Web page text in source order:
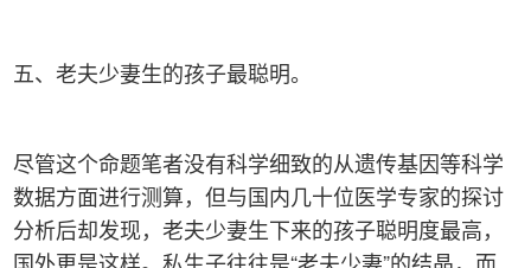
五、老夫少妻生的孩子最聪明。
尽管这个命题笔者没有科学细致的从遗传基因等科学
数据方面进行测算，但与国内几十位医学专家的探讨
分析后却发现，老夫少妻生下来的孩子聪明度最高，